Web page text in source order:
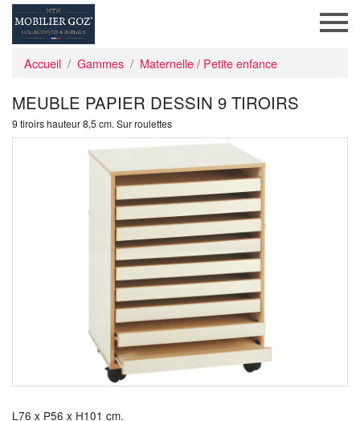
Accueil Gammes Maternelle / Petite enfance
MEUBLE PAPIER DESSIN 9 TIROIRS
9 tiroirs hauteur 8,5 cm. Sur roulettes
L76 x P56 x H101 cm.